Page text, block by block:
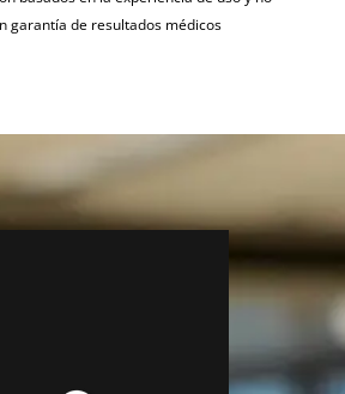
garantía de resultados médicos